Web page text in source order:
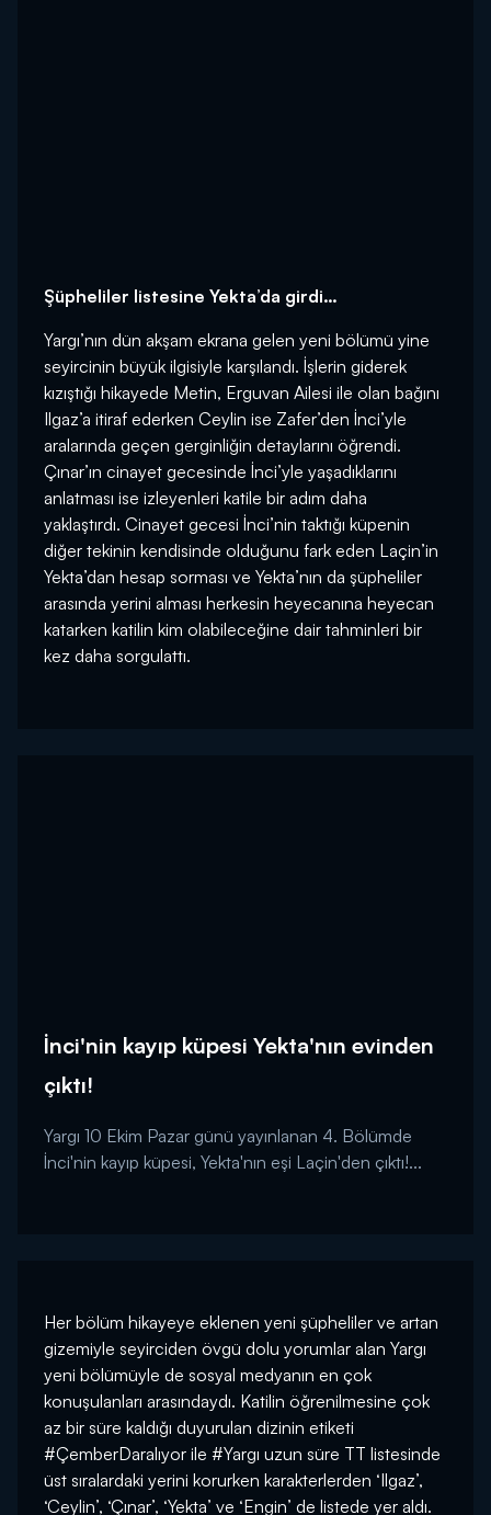
Şüpheliler listesine Yekta’da girdi…
Yargı’nın dün akşam ekrana gelen yeni bölümü yine
seyircinin büyük ilgisiyle karşılandı. İşlerin giderek
kızıştığı hikayede Metin, Erguvan Ailesi ile olan bağını
Ilgaz’a itiraf ederken Ceylin ise Zafer’den İnci’yle
aralarında geçen gerginliğin detaylarını öğrendi.
Çınar’ın cinayet gecesinde İnci’yle yaşadıklarını
anlatması ise izleyenleri katile bir adım daha
yaklaştırdı. Cinayet gecesi İnci’nin taktığı küpenin
diğer tekinin kendisinde olduğunu fark eden Laçin’in
Yekta’dan hesap sorması ve Yekta’nın da şüpheliler
arasında yerini alması herkesin heyecanına heyecan
katarken katilin kim olabileceğine dair tahminleri bir
kez daha sorgulattı.
İnci'nin kayıp küpesi Yekta'nın evinden
çıktı!
Yargı 10 Ekim Pazar günü yayınlanan 4. Bölümde
İnci'nin kayıp küpesi, Yekta'nın eşi Laçin'den çıktı!...
Her bölüm hikayeye eklenen yeni şüpheliler ve artan
gizemiyle seyirciden övgü dolu yorumlar alan Yargı
yeni bölümüyle de sosyal medyanın en çok
konuşulanları arasındaydı. Katilin öğrenilmesine çok
az bir süre kaldığı duyurulan dizinin etiketi
#ÇemberDaralıyor ile #Yargı uzun süre TT listesinde
üst sıralardaki yerini korurken karakterlerden ‘Ilgaz’,
‘Ceylin’, ‘Çınar’, ‘Yekta’ ve ‘Engin’ de listede yer aldı.